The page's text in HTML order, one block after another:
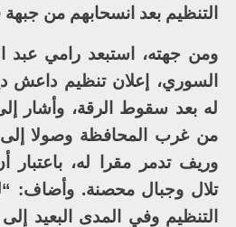
التنظيم بعد انسحابهم من
ومن جهته، استبعد رامي عبد
السوري، إعلان تنظيم داعش
له بعد سقوط الرقة، وأشار
من غرب المحافظة وصولا
وريف تدمر مقرا له، باعتبار
تلال وجبال محصنة. وأضاف:
التنظيم وفي المدى البعيد